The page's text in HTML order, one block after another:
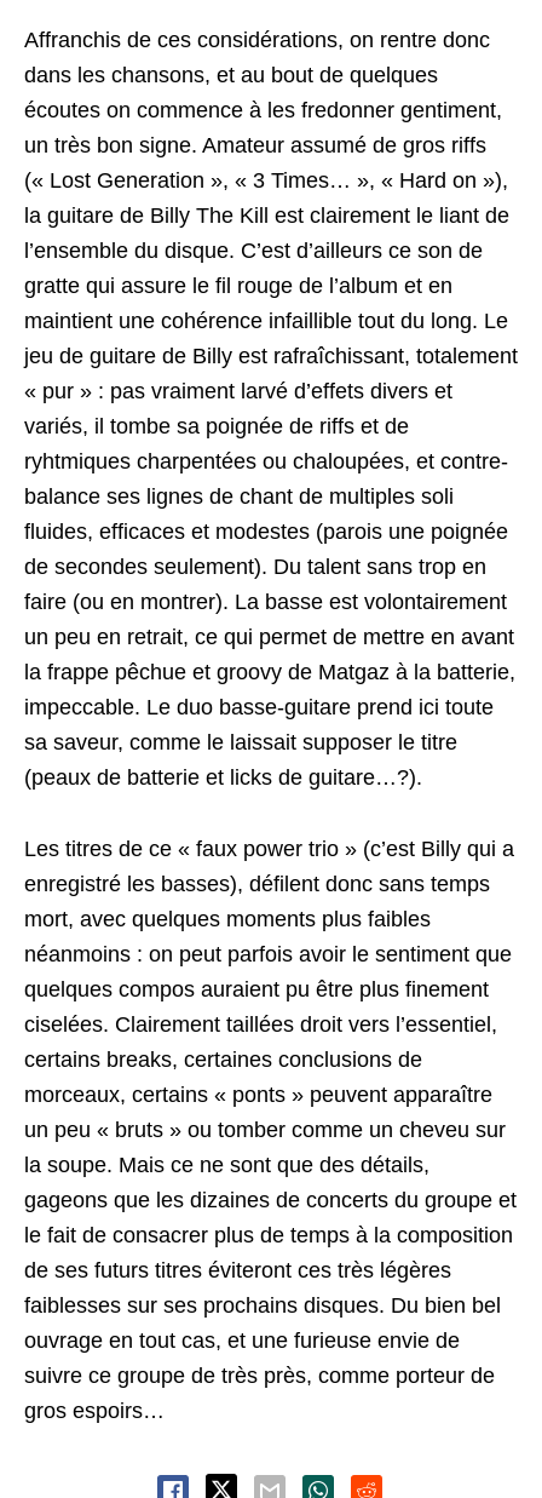
Affranchis de ces considérations, on rentre donc
dans les chansons, et au bout de quelques
écoutes on commence à les fredonner gentiment,
un très bon signe. Amateur assumé de gros riffs
(« Lost Generation », « 3 Times… », « Hard on »),
la guitare de Billy The Kill est clairement le liant de
l’ensemble du disque. C’est d’ailleurs ce son de
gratte qui assure le fil rouge de l’album et en
maintient une cohérence infaillible tout du long. Le
jeu de guitare de Billy est rafraîchissant, totalement
« pur » : pas vraiment larvé d’effets divers et
variés, il tombe sa poignée de riffs et de
ryhtmiques charpentées ou chaloupées, et contre-
balance ses lignes de chant de multiples soli
fluides, efficaces et modestes (parois une poignée
de secondes seulement). Du talent sans trop en
faire (ou en montrer). La basse est volontairement
un peu en retrait, ce qui permet de mettre en avant
la frappe pêchue et groovy de Matgaz à la batterie,
impeccable. Le duo basse-guitare prend ici toute
sa saveur, comme le laissait supposer le titre
(peaux de batterie et licks de guitare…?).
Les titres de ce « faux power trio » (c’est Billy qui a
enregistré les basses), défilent donc sans temps
mort, avec quelques moments plus faibles
néanmoins : on peut parfois avoir le sentiment que
quelques compos auraient pu être plus finement
ciselées. Clairement taillées droit vers l’essentiel,
certains breaks, certaines conclusions de
morceaux, certains « ponts » peuvent apparaître
un peu « bruts » ou tomber comme un cheveu sur
la soupe. Mais ce ne sont que des détails,
gageons que les dizaines de concerts du groupe et
le fait de consacrer plus de temps à la composition
de ses futurs titres éviteront ces très légères
faiblesses sur ses prochains disques. Du bien bel
ouvrage en tout cas, et une furieuse envie de
suivre ce groupe de très près, comme porteur de
gros espoirs…